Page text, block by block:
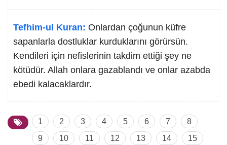
Tefhim-ul Kuran: Onlardan çoğunun küfre
sapanlarla dostluklar kurduklarını görürsün.
Kendileri için nefislerinin takdim ettiği şey ne
kötüdür. Allah onlara gazablandı ve onlar azabda
ebedi kalacaklardır.
1 2 3 4 5 6 7
8
9
10 11 12 13 14
15